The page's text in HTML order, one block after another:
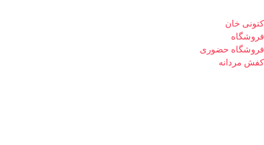
کتونی خان
فروشگاه
فروشگاه حضوری
کفش مردانه